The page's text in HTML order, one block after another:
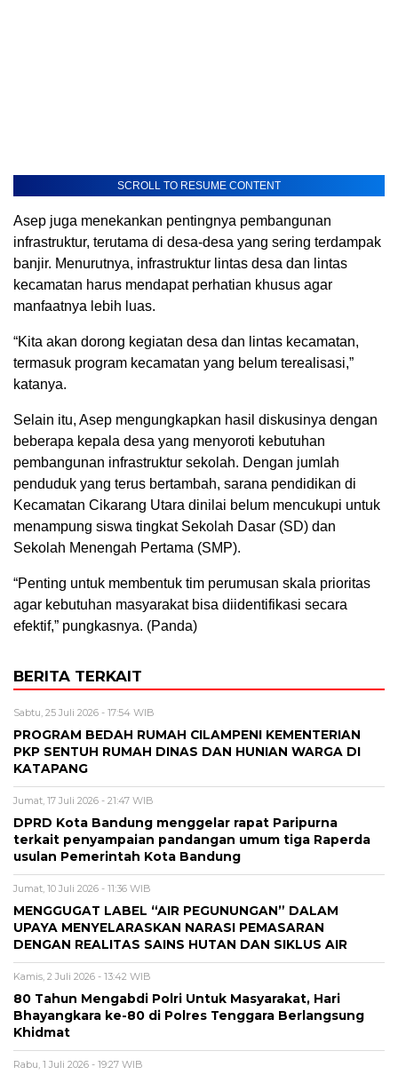
SCROLL TO RESUME CONTENT
Asep juga menekankan pentingnya pembangunan
infrastruktur, terutama di desa-desa yang sering terdampak
banjir. Menurutnya, infrastruktur lintas desa dan lintas
kecamatan harus mendapat perhatian khusus agar
manfaatnya lebih luas.
“Kita akan dorong kegiatan desa dan lintas kecamatan,
termasuk program kecamatan yang belum terealisasi,”
katanya.
Selain itu, Asep mengungkapkan hasil diskusinya dengan
beberapa kepala desa yang menyoroti kebutuhan
pembangunan infrastruktur sekolah. Dengan jumlah
penduduk yang terus bertambah, sarana pendidikan di
Kecamatan Cikarang Utara dinilai belum mencukupi untuk
menampung siswa tingkat Sekolah Dasar (SD) dan
Sekolah Menengah Pertama (SMP).
“Penting untuk membentuk tim perumusan skala prioritas
agar kebutuhan masyarakat bisa diidentifikasi secara
efektif,” pungkasnya. (Panda)
BERITA TERKAIT
Sabtu, 25 Juli 2026 - 17:54 WIB
PROGRAM BEDAH RUMAH CILAMPENI KEMENTERIAN
PKP SENTUH RUMAH DINAS DAN HUNIAN WARGA DI
KATAPANG
Jumat, 17 Juli 2026 - 21:47 WIB
DPRD Kota Bandung menggelar rapat Paripurna
terkait penyampaian pandangan umum tiga Raperda
usulan Pemerintah Kota Bandung
Jumat, 10 Juli 2026 - 11:36 WIB
MENGGUGAT LABEL “AIR PEGUNUNGAN” DALAM
UPAYA MENYELARASKAN NARASI PEMASARAN
DENGAN REALITAS SAINS HUTAN DAN SIKLUS AIR
Kamis, 2 Juli 2026 - 13:42 WIB
80 Tahun Mengabdi Polri Untuk Masyarakat, Hari
Bhayangkara ke-80 di Polres Tenggara Berlangsung
Khidmat
Rabu, 1 Juli 2026 - 19:27 WIB